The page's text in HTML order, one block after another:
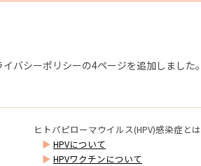
バシーポリシーの4ページを追加しました。
ヒトパピローマウイルス(HPV)感染症とは
HPVについて
HPVワクチンについて